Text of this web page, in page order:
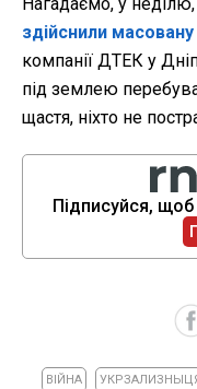
Нагадаємо, у
здійснили
компанії ДТЕК у
під землею
щастя, ніхто не
Підписуйся,
ВІЙНА